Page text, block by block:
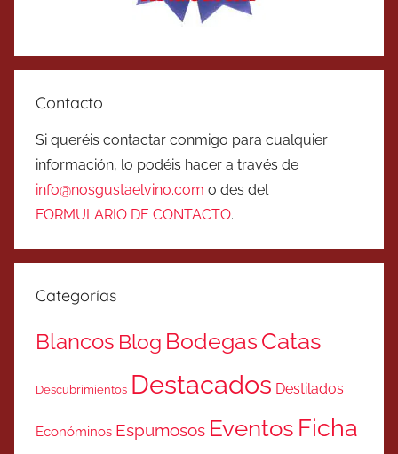
Contacto
Si queréis contactar conmigo para cualquier
información, lo podéis hacer a través de
info@nosgustaelvino.com o des del
FORMULARIO DE CONTACTO.
Categorías
Blancos Blog BodegasCatas
Descubrimientos Destacados Destilados
Económinos Espumosos Eventos Ficha